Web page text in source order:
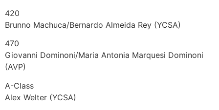
420
Brunno Machuca/Bernardo Almeida Rey (YCSA)
470
Giovanni Dominoni/Maria Antonia Marquesi Dominoni
(AVP)
A-Class
Alex Welter (YCSA)